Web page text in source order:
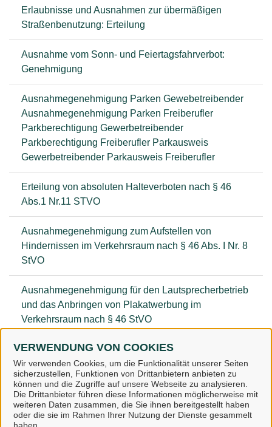
VERWENDUNG VON COOKIES
Wir verwenden Cookies, um die Funktionalität unserer Seiten
sicherzustellen, Funktionen von Drittanbietern anbieten zu
können und die Zugriffe auf unsere Webseite zu analysieren.
Die Drittanbieter führen diese Informationen möglicherweise mit
weiteren Daten zusammen, die Sie ihnen bereitgestellt haben
oder die sie im Rahmen Ihrer Nutzung der Dienste gesammelt
Erlaubnisse und Ausnahmen zur übermäßigen
Straßenbenutzung: Erteilung
Ausnahme vom Sonn- und Feiertagsfahrverbot:
Genehmigung
Ausnahmegenehmigung Parken Gewebetreibender
Ausnahmegenehmigung Parken Freiberufler
Parkberechtigung Gewerbetreibender
Parkberechtigung Freiberufler Parkausweis
Gewerbetreibender Parkausweis Freiberufler
Erteilung von absoluten Halteverboten nach § 46
Abs.1 Nr.11 STVO
Ausnahmegenehmigung zum Aufstellen von
Hindernissen im Verkehrsraum nach § 46 Abs. I Nr. 8
StVO
Ausnahmegenehmigung für den Lautsprecherbetrieb
und das Anbringen von Plakatwerbung im
Verkehrsraum nach § 46 StVO
Verkehrsüberwachung / OWI - Onlineanhörung